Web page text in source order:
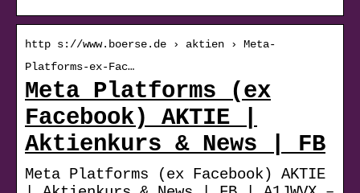
http s://www.boerse.de › aktien › Meta-
Platforms-ex-Fac…
Meta Platforms (ex
Facebook) AKTIE |
Aktienkurs & News | FB
Meta Platforms (ex Facebook) AKTIE